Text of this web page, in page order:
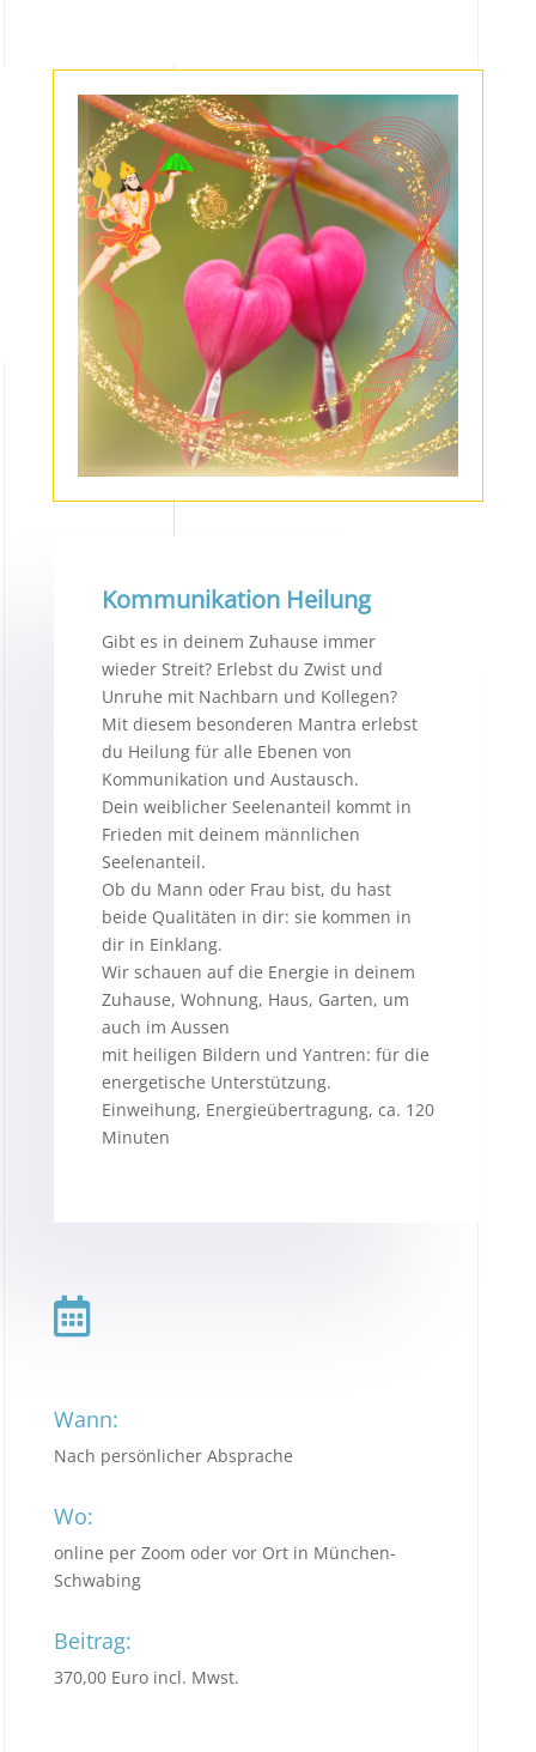
Kommunikation Heilung
Gibt es in deinem Zuhause immer
wieder Streit? Erlebst du Zwist und
Unruhe mit Nachbarn und Kollegen?
Mit diesem besonderen Mantra erlebst
du Heilung für alle Ebenen von
Kommunikation und Austausch.
Dein weiblicher Seelenanteil kommt in
Frieden mit deinem männlichen
Seelenanteil.
Ob du Mann oder Frau bist, du hast
beide Qualitäten in dir: sie kommen in
dir in Einklang.
Wir schauen auf die Energie in deinem
Zuhause, Wohnung, Haus, Garten, um
auch im Aussen
mit heiligen Bildern und Yantren: für die
energetische Unterstützung.
Einweihung, Energieübertragung, ca. 120
Minuten

Wann:
Nach persönlicher Absprache
Wo:
online per Zoom oder vor Ort in München-
Schwabing
Beitrag:
370,00 Euro incl. Mwst.